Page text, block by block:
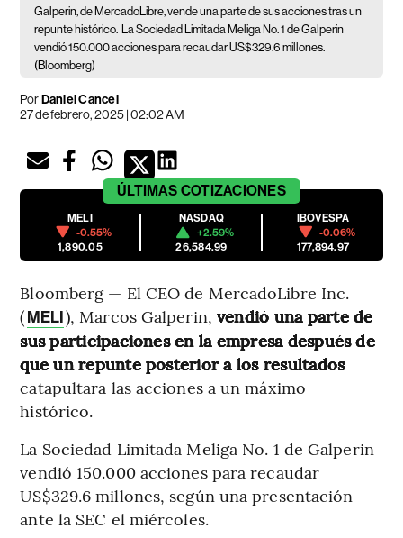
Galperin, de MercadoLibre, vende una parte de sus acciones tras un
repunte histórico.
La Sociedad Limitada Meliga No. 1 de Galperin
vendió 150.000 acciones para recaudar US$329.6 millones.
(Bloomberg)
PorDaniel Cancel
27 de febrero, 2025 | 02:02 AM
ÚLTIMAS COTIZACIONES
MELI
-0.55%
1,890.05
NASDAQ
+2.59%
26,584.99
IBOVESPA
-0.06%
177,894.97
Bloomberg — El CEO de MercadoLibre Inc.
(MELI), Marcos Galperin, vendió una parte de
sus participaciones en la empresa después de
que un repunte posterior a los resultados
catapultara las acciones a un máximo
histórico.
La Sociedad Limitada Meliga No. 1 de Galperin
vendió 150.000 acciones para recaudar
US$329.6 millones, según una presentación
ante la SEC el miércoles.